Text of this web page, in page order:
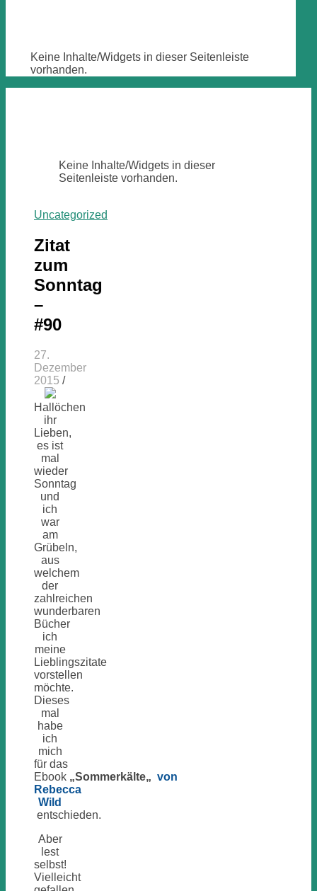
Keine Inhalte/Widgets in dieser Seitenleiste
vorhanden.
Keine Inhalte/Widgets in dieser
Seitenleiste vorhanden.
Uncategorized
Zitat
zum
Sonntag
–
#90
27.
Dezember
2015 /
Hallöchen
ihr
Lieben,
es ist
mal
wieder
Sonntag
und
ich
war
am
Grübeln,
aus
welchem
der
zahlreichen
wunderbaren
Bücher
ich
meine
Lieblingszitate
vorstellen
möchte.
Dieses
mal
habe
ich
mich
für das
Ebook „Sommerkälte„ von
Rebecca
Wild
entschieden.
Aber
lest
selbst!
Vielleicht